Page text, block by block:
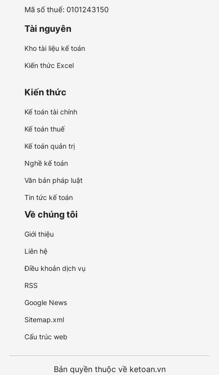
Mã số thuế: 0101243150
Tài nguyên
Kho tài liệu kế toán
Kiến thức Excel
Kiến thức
Kế toán tài chính
Kế toán thuế
Kế toán quản trị
Nghề kế toán
Văn bản pháp luật
Tin tức kế toán
Về chúng tôi
Giới thiệu
Liên hệ
Điều khoản dịch vụ
RSS
Google News
Sitemap.xml
Cấu trúc web
Bản quyền thuộc về ketoan.vn